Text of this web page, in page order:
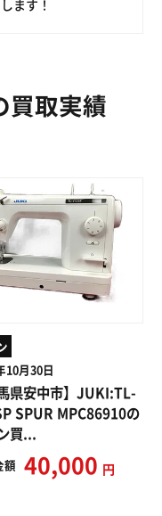
ます！
買取実績
10月30日
馬県安中市】JUKI:TL-
SPUR MPC86910の
買...
額 40,000 円